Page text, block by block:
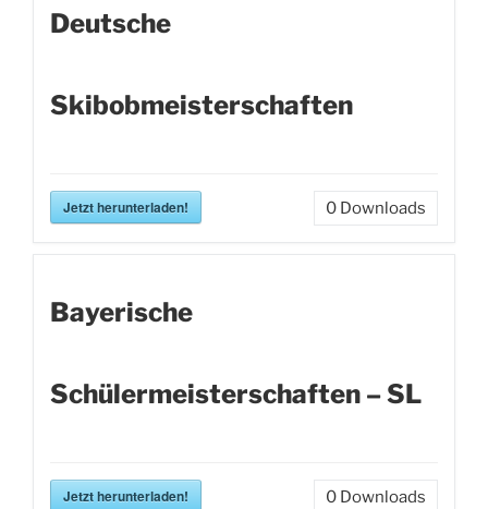
Deutsche
Skibobmeisterschaften
Jetzt herunterladen! 0 Downloads
Bayerische
Schülermeisterschaften – SL
Jetzt herunterladen! 0 Downloads